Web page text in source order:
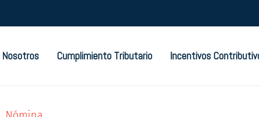
Nosotros Cumplimiento Tributario Incentivos